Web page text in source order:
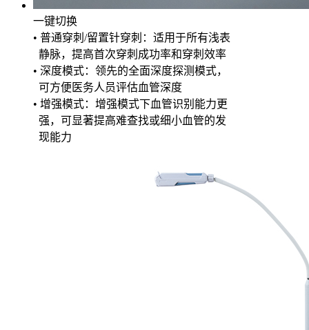
一键切换
• 普通穿刺/留置针穿刺：适用于所有浅表
静脉，提高首次穿刺成功率和穿刺效率
• 深度模式：领先的全面深度探测模式，
可方便医务人员评估血管深度
• 增强模式：增强模式下血管识别能力更
强，可显著提高难查找或细小血管的发
现能力